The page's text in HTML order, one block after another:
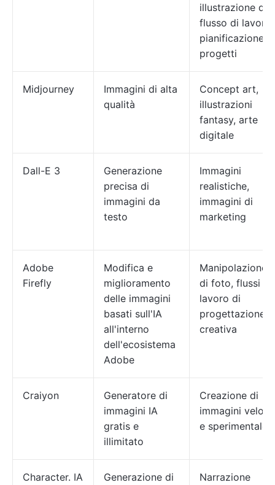
illustrazione del
flusso di lavoro,
pianificazione di
progetti
Midjourney
Immagini di alta
qualità
Concept art,
illustrazioni
fantasy, arte
digitale
Dall-E 3
Generazione
precisa di
immagini da
testo
Immagini
realistiche,
immagini di
marketing
Adobe
Firefly
Modifica e
miglioramento
delle immagini
basati sull'IA
all'interno
dell'ecosistema
Adobe
Manipolazione
di foto, flussi di
lavoro di
progettazione
creativa
Craiyon
Generatore di
immagini IA
gratis e
illimitato
Creazione di
immagini veloce
e sperimentale
Character. IA
Generazione di
Narrazione